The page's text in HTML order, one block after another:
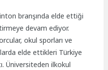
branşında elde ettiği
devam ediyor.
okul sporları ve
elde ettikleri Türkiye
Üniversiteden ilkokul